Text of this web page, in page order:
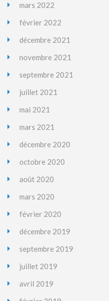
mars 2022
février 2022
décembre 2021
novembre 2021
septembre 2021
juillet 2021
mai 2021
mars 2021
décembre 2020
octobre 2020
août 2020
mars 2020
février 2020
décembre 2019
septembre 2019
juillet 2019
avril 2019